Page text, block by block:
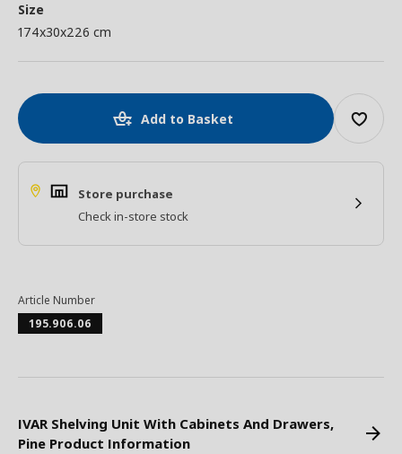
Size
174x30x226 cm
Add to Basket
Store purchase
Check in-store stock
Article Number
195.906.06
IVAR Shelving Unit With Cabinets And Drawers,
Pine Product Information